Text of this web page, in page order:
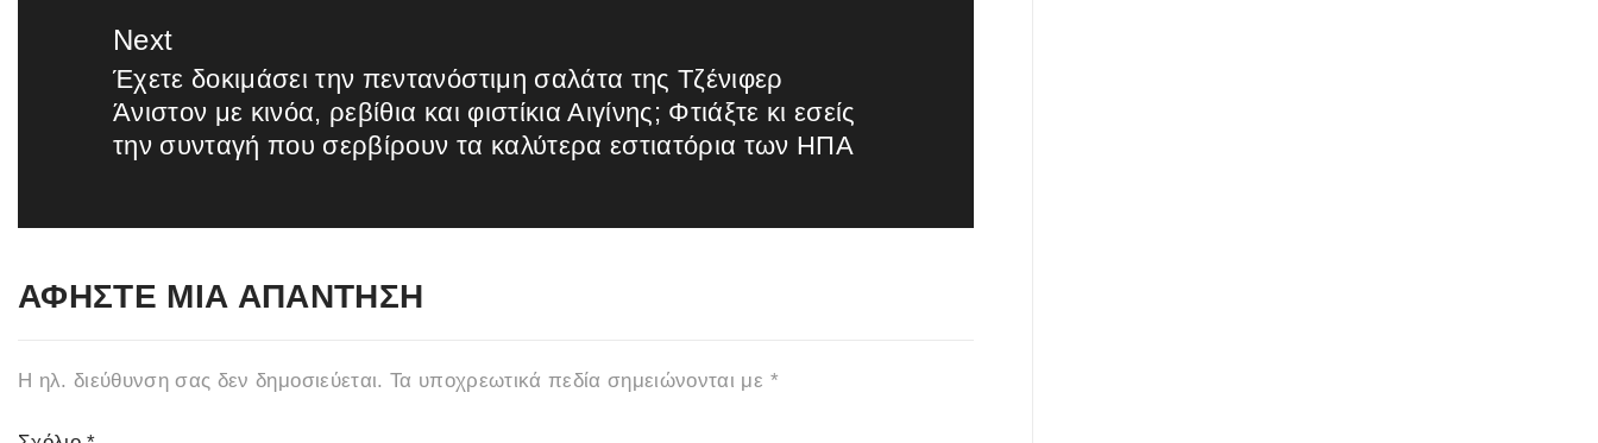
Next
Next
post:
Έχετε δοκιμάσει την πεντανόστιμη σαλάτα της Τζένιφερ
Άνιστον με κινόα, ρεβίθια και φιστίκια Αιγίνης; Φτιάξτε κι εσείς
την συνταγή που σερβίρουν τα καλύτερα εστιατόρια των ΗΠΑ
ΑΦΉΣΤΕ ΜΙΑ ΑΠΆΝΤΗΣΗ
Η ηλ. διεύθυνση σας δεν δημοσιεύεται. Τα υποχρεωτικά πεδία σημειώνονται με *